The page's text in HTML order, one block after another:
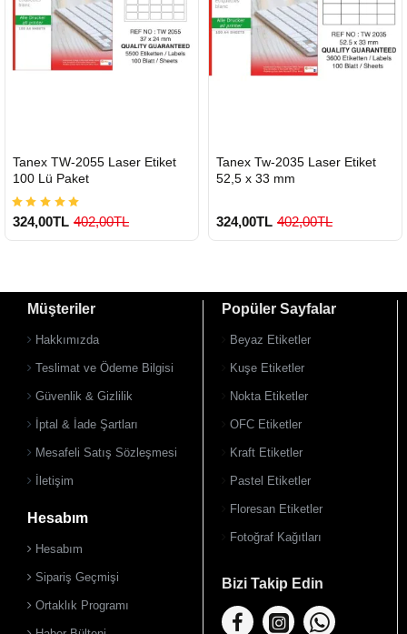
900 TL Üzeri Kargo Ücretsiz 900 TL Üzeri Kargo Ücretsiz
GÖNDERİ
900 TL Üzeri Kargo Ücretsiz
Tanex TW-2055 Laser Etiket
100 Lü Paket
324,00TL 402,00TL
GÖNDERİ
900 TL Üzeri Kargo Ücretsiz
Tanex Tw-2035 Laser Etiket
52,5 x 33 mm
324,00TL 402,00TL
Müşteriler
Hakkımızda
Teslimat ve Ödeme Bilgisi
Güvenlik & Gizlilik
İptal & İade Şartları
Mesafeli Satış Sözleşmesi
İletişim
Hesabım
Hesabım
Sipariş Geçmişi
Ortaklık Programı
Popüler Sayfalar
Beyaz Etiketler
Kuşe Etiketler
Nokta Etiketler
OFC Etiketler
Kraft Etiketler
Pastel Etiketler
Floresan Etiketler
Fotoğraf Kağıtları
Bizi Takip Edin